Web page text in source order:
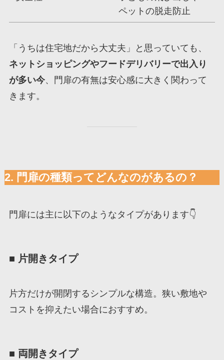
ペットの脱走防止
「うちは住宅地だから大丈夫」と思っていても、
ネットショッピングやフードデリバリーで出入り
が多い今、門扉の有無は安心感に大きく関わって
きます。
2. 門扉の種類ってどんなのがあるの？
門扉には主に以下のようなタイプがあります👇
■ 片開きタイプ
片方だけが開閉するシンプルな構造。狭い敷地や
コストを抑えたい場合におすすめ。
■ 両開きタイプ